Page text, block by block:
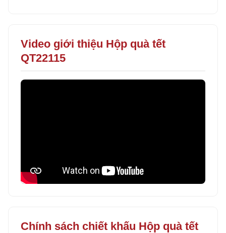
Video giới thiệu Hộp quà tết
QT22115
Chính sách chiết khấu Hộp quà tết